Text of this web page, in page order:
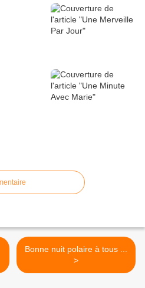
Bonne nuit polaire à tous ...
>